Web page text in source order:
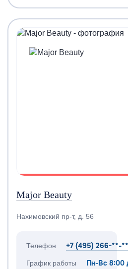
Major Beauty
Нахимовский пр-т, д. 56
Телефон +7 (495) 266-**-**
График работы Пн-Вс 8:00